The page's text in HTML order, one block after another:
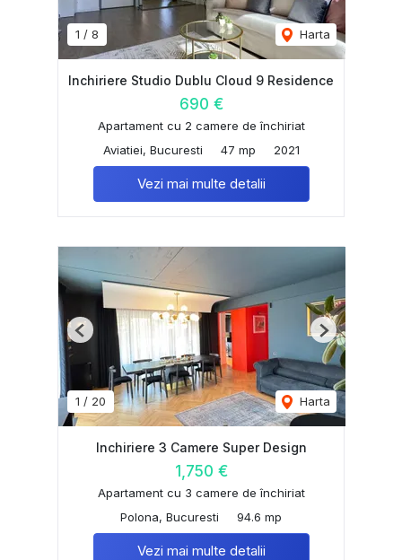
1 / 8 Harta
Inchiriere Studio Dublu Cloud 9 Residence
690 €
Apartament cu 2 camere de închiriat
Aviatiei, Bucuresti
47 mp 2021
Vezi mai multe detalii
1 / 20 Harta
Previous Next
Inchiriere 3 Camere Super Design
1,750 €
Apartament cu 3 camere de închiriat
Polona, Bucuresti
94.6 mp
Vezi mai multe detalii